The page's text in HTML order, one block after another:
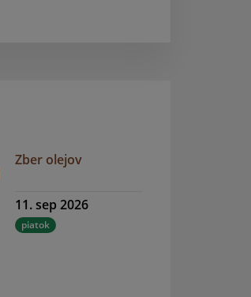
Zber olejov
11. sep 2026
piatok